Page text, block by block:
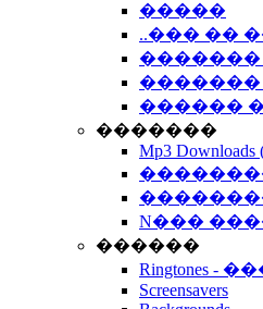
�����
..��� ��
�������
������
�������
Mp3 Downloads
N���
������
Ringtones -
Screensavers